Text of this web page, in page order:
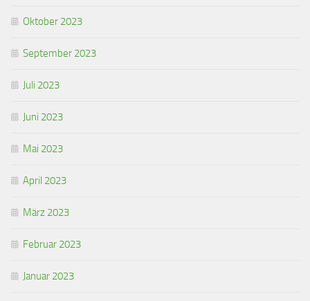
Oktober 2023
September 2023
Juli 2023
Juni 2023
Mai 2023
April 2023
März 2023
Februar 2023
Januar 2023